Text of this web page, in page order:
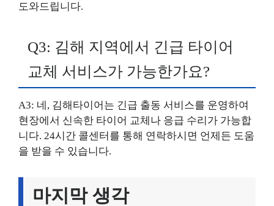
도와드립니다.
Q3: 김해 지역에서 긴급 타이어
교체 서비스가 가능한가요?
A3: 네, 김해타이어는 긴급 출동 서비스를 운영하여
현장에서 신속한 타이어 교체나 응급 수리가 가능합
니다. 24시간 콜센터를 통해 연락하시면 언제든 도움
을 받을 수 있습니다.
마지막 생각